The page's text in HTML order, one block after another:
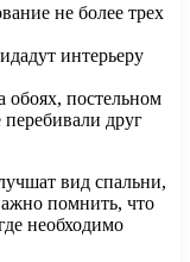
не более трех
интерьеру
обоях, постельном
друг
вид спальни,
помнить, что
необходимо